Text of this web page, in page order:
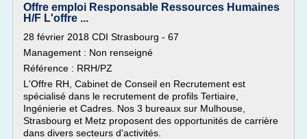
Offre emploi Responsable Ressources Humaines
H/F L'offre ...
28 février 2018 CDI Strasbourg - 67
Management : Non renseigné
Référence : RRH/PZ
L'Offre RH, Cabinet de Conseil en Recrutement est
spécialisé dans le recrutement de profils Tertiaire,
Ingénierie et Cadres. Nos 3 bureaux sur Mulhouse,
Strasbourg et Metz proposent des opportunités de carrière
dans divers secteurs d'activités.